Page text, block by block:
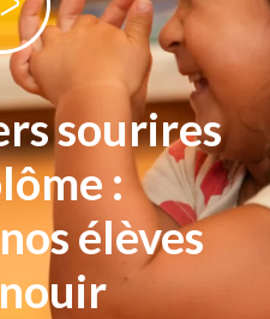
sourires
:
élèves